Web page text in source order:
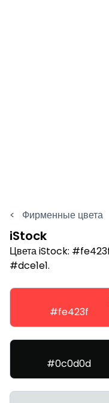
< Фирменные цвета
iStock
Цвета iStock:
#dce1e1.
#fe423f
#0c0d0d